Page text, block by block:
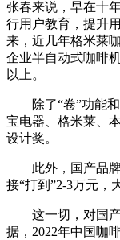
张春来说，早在十
行用户教育，提升
来，近几年格米莱
企业半自动式咖啡
以上。
除了“卷”功能和
宝电器、格米莱、
设计奖。
此外，国产品牌
接“打到”2-3万元，
这一切，对国产
据，2022年中国咖